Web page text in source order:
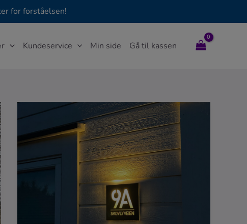
for forståelsen!
Kundeservice Min side Gå til kassen